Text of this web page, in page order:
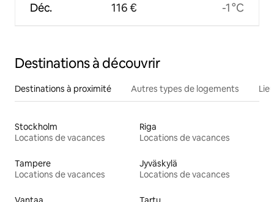
Déc. 116 € -1 °C
Destinations à découvrir
Destinations à proximité Autres types de logements
Stockholm
Locations de vacances
Riga
Locations de vacances
Tampere
Locations de vacances
Jyväskylä
Locations de vacances